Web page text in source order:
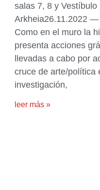
salas 7, 8 y Vestíbulo
Arkheia26.11.2022 —
Como en el muro la
presenta acciones
llevadas a cabo por
cruce de arte/política
investigación,
leer más »